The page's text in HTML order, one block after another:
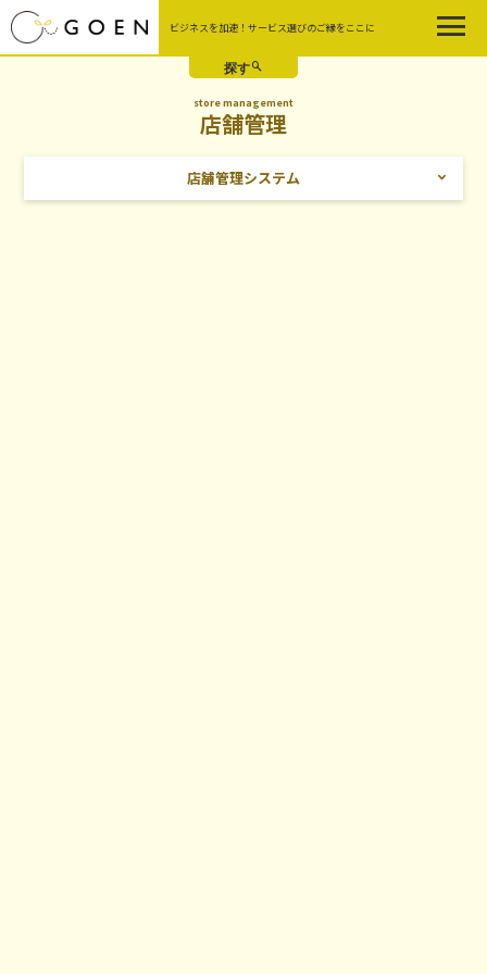
Skip
to
the
ビジネスを加速！サービス選びのご縁をここに
store management
店舗管理
店舗管理システム